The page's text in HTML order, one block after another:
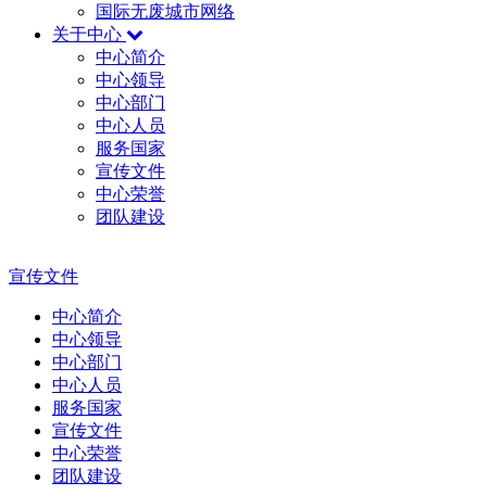
国际无废城市网络
关于中心
中心简介
中心领导
中心部门
中心人员
服务国家
宣传文件
中心荣誉
团队建设
宣传文件
中心简介
中心领导
中心部门
中心人员
服务国家
宣传文件
中心荣誉
团队建设